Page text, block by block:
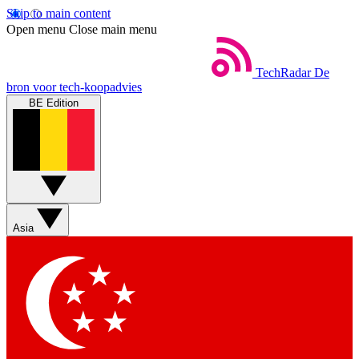
Skip to main content
Open menu Close main menu
TechRadar De
bron voor tech-koopadvies
BE Edition
Asia